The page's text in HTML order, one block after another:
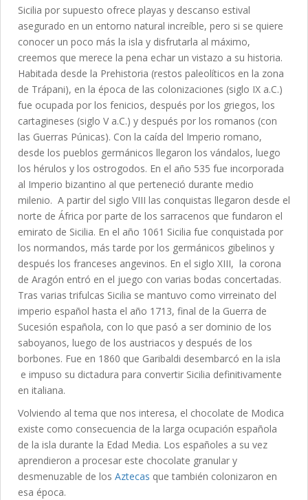
Sicilia por supuesto ofrece playas y descanso estival
asegurado en un entorno natural increíble, pero si se quiere
conocer un poco más la isla y disfrutarla al máximo,
creemos que merece la pena echar un vistazo a su historia.
Habitada desde la Prehistoria (restos paleolíticos en la zona
de Trápani), en la época de las colonizaciones (siglo IX a.C.)
fue ocupada por los fenicios, después por los griegos, los
cartagineses (siglo V a.C.) y después por los romanos (con
las Guerras Púnicas). Con la caída del Imperio romano,
desde los pueblos germánicos llegaron los vándalos, luego
los hérulos y los ostrogodos. En el año 535 fue incorporada
al Imperio bizantino al que perteneció durante medio
milenio. A partir del siglo VIII las conquistas llegaron desde el
norte de África por parte de los sarracenos que fundaron el
emirato de Sicilia. En el año 1061 Sicilia fue conquistada por
los normandos, más tarde por los germánicos gibelinos y
después los franceses angevinos. En el siglo XIII, la corona
de Aragón entró en el juego con varias bodas concertadas.
Tras varias trifulcas Sicilia se mantuvo como virreinato del
imperio español hasta el año 1713, final de la Guerra de
Sucesión española, con lo que pasó a ser dominio de los
saboyanos, luego de los austriacos y después de los
borbones. Fue en 1860 que Garibaldi desembarcó en la isla
e impuso su dictadura para convertir Sicilia definitivamente
en italiana.
Volviendo al tema que nos interesa, el chocolate de Modica
existe como consecuencia de la larga ocupación española
de la isla durante la Edad Media. Los españoles a su vez
aprendieron a procesar este chocolate granular y
desmenuzable de los Aztecas que también colonizaron en
esa época.